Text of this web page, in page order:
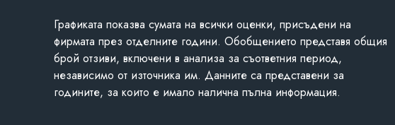
Графиката показва сумата на всички оценки, присъдени на
фирмата през отделните години. Обобщението представя общия
брой отзиви, включени в анализа за съответния период,
независимо от източника им. Данните са представени за
годините, за които е имало налична пълна информация.